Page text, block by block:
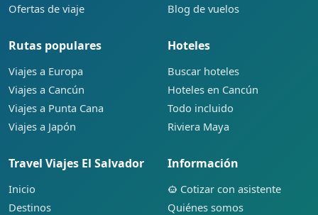
Ofertas de viaje
Blog de vuelos
Rutas populares
Viajes a Europa
Viajes a Cancún
Viajes a Punta Cana
Viajes a Japón
Hoteles
Buscar hoteles
Hoteles en Cancún
Todo incluido
Riviera Maya
Travel Viajes El Salvador
Inicio
Destinos
Información
Cotizar con asistente
Quiénes somos